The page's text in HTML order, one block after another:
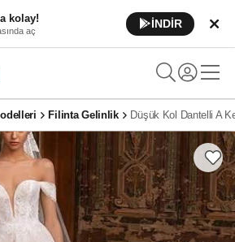
kolay!
aç
İNDİR
Filinta Gelinlik Düşük Kol Dantelli A